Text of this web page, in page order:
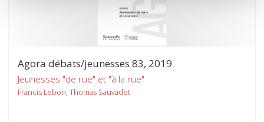
Agora débats/jeunesses 83, 2019
Jeunesses "de rue" et "à la rue"
Francis Lebon, Thomas Sauvadet